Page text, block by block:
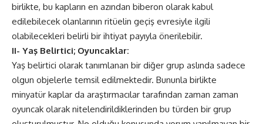
birlikte, bu kapların en azından biberon olarak kabul
edilebilecek olanlarının ritüelin geçiş evresiyle ilgili
olabilecekleri belirli bir ihtiyat payıyla önerilebilir.
II- Yaş Belirtici; Oyuncaklar:
Yaş belirtici olarak tanımlanan bir diğer grup aslında sadece
olgun objelerle temsil edilmektedir. Bununla birlikte
minyatür kaplar da araştırmacılar tarafından zaman zaman
oyuncak olarak nitelendirildiklerinden bu türden bir grup